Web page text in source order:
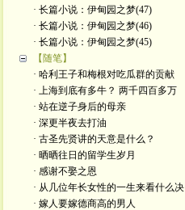
· 长篇小说：伊甸园之梦(47)
· 长篇小说：伊甸园之梦(46)
· 长篇小说：伊甸园之梦(45)
【随笔】
· 哈利王子和梅根对吃瓜群的贡献
· 上海到底有多牛？ 两千四百多万
· 站在逆子身后的母亲
· 深更半夜去打油
· 古圣先贤讲的天意是什么？
· 晒晒往日的留学生岁月
· 感谢不娶之恩
· 从几位年长女性的一生来看什么决
· 嫁人要嫁德商高的男人